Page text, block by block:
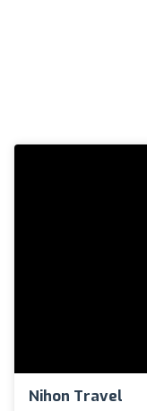
Nihon Travel